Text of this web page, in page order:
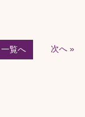
一覧へ 次へ »